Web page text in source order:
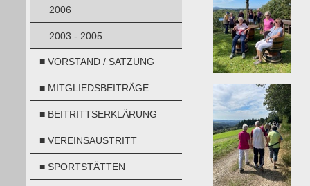
2006
2003 - 2005
■ VORSTAND / SATZUNG
■ MITGLIEDSBEITRÄGE
■ BEITRITTSERKLÄRUNG
■ VEREINSAUSTRITT
■ SPORTSTÄTTEN